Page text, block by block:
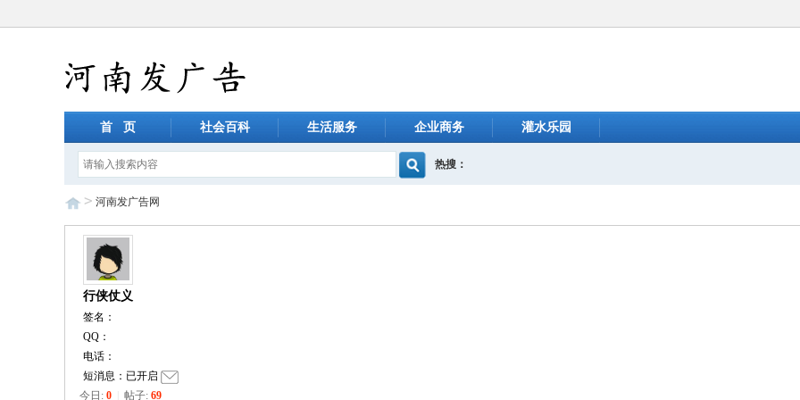
首 页 社会百科 生活服务 企业商务 灌水乐园
热搜：
> 河南发广告网
行侠仗义
签名：
QQ：
电话：
短消息：已开启
今日: 0 帖子: 69